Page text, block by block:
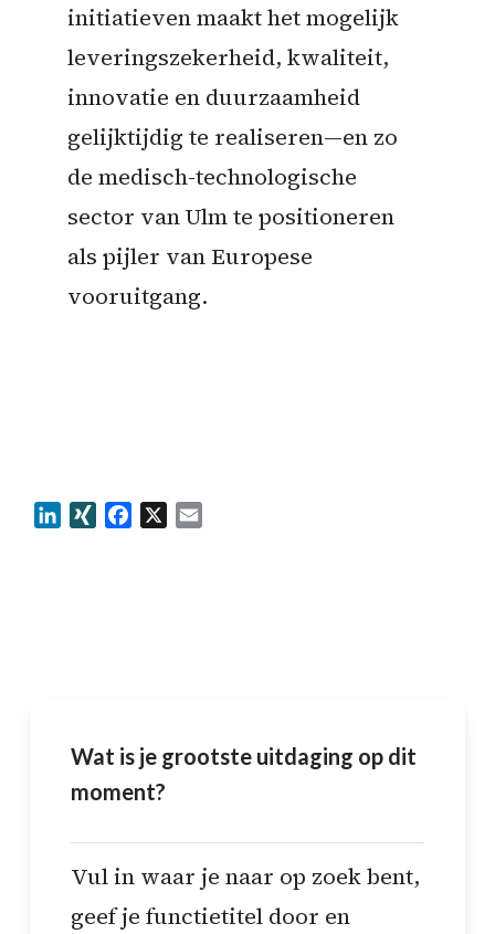
initiatieven maakt het mogelijk
leveringszekerheid, kwaliteit,
innovatie en duurzaamheid
gelijktijdig te realiseren—en zo
de medisch-technologische
sector van Ulm te positioneren
als pijler van Europese
vooruitgang.
LinkedIn
XING Facebook
Wat is je grootste uitdaging op dit
moment?
Vul in waar je naar op zoek bent,
geef je functietitel door en